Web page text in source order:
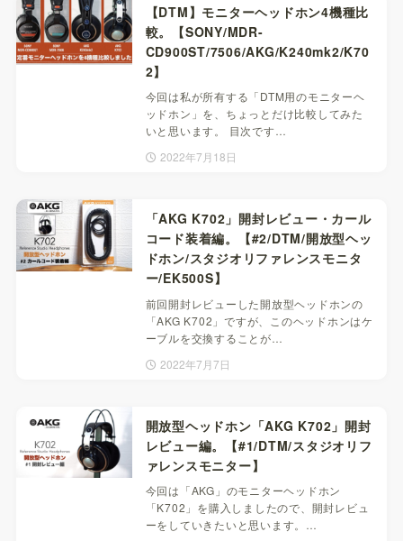
【DTM】モニターヘッドホン4機種比
較。【SONY/MDR-
CD900ST/7506/AKG/K240mk2/K70
2】
今回は私が所有する「DTM用のモニターヘ
ッドホン」を、ちょっとだけ比較してみた
いと思います。 目次です…
2022年7月18日
「AKG K702」開封レビュー・カール
コード装着編。【#2/DTM/開放型ヘッ
ドホン/スタジオリファレンスモニタ
ー/EK500S】
前回開封レビューした開放型ヘッドホンの
「AKG K702」ですが、このヘッドホンはケ
ーブルを交換することが…
2022年7月7日
開放型ヘッドホン「AKG K702」開封
レビュー編。【#1/DTM/スタジオリフ
ァレンスモニター】
今回は「AKG」のモニターヘッドホン
「K702」を購入しましたので、開封レビュ
ーをしていきたいと思います。…